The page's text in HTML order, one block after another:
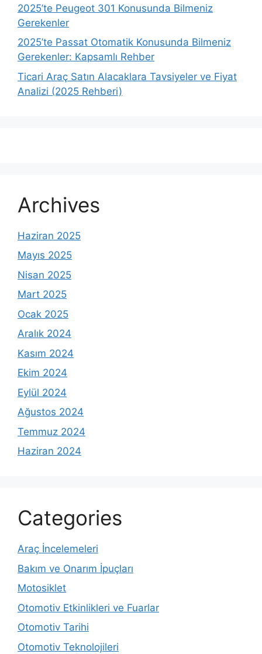
2025’te Peugeot 301 Konusunda Bilmeniz
Gerekenler
2025’te Passat Otomatik Konusunda Bilmeniz
Gerekenler: Kapsamlı Rehber
Ticari Araç Satın Alacaklara Tavsiyeler ve Fiyat
Analizi (2025 Rehberi)
Archives
Haziran 2025
Mayıs 2025
Nisan 2025
Mart 2025
Ocak 2025
Aralık 2024
Kasım 2024
Ekim 2024
Eylül 2024
Ağustos 2024
Temmuz 2024
Haziran 2024
Categories
Araç İncelemeleri
Bakım ve Onarım İpuçları
Motosiklet
Otomotiv Etkinlikleri ve Fuarlar
Otomotiv Tarihi
Otomotiv Teknolojileri